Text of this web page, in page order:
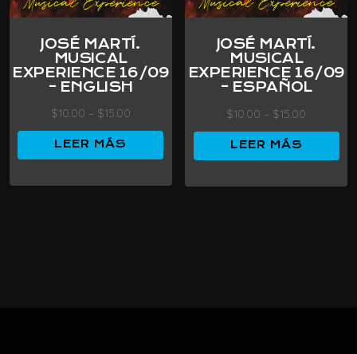
JOSÉ MARTÍ.
MUSICAL
EXPERIENCE 16/09
– ENGLISH
$10.00 – $15.00
LEER MÁS
JOSÉ MARTÍ.
MUSICAL
EXPERIENCE 16/09
– ESPAÑOL
$10.00 – $15.00
LEER MÁS